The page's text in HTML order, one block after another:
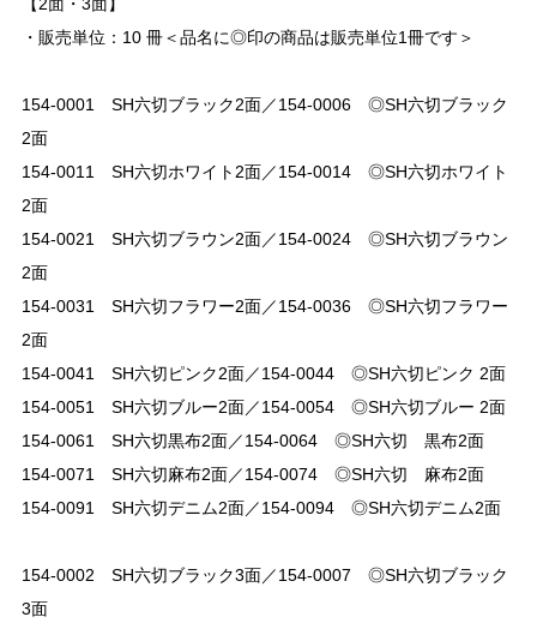
【2面・3面】
・販売単位：10 冊＜品名に◎印の商品は販売単位1冊です＞
154-0001 SH六切ブラック2面／154-0006 ◎SH六切ブラック
2面
154-0011 SH六切ホワイト2面／154-0014 ◎SH六切ホワイト
2面
154-0021 SH六切ブラウン2面／154-0024 ◎SH六切ブラウン
2面
154-0031 SH六切フラワー2面／154-0036 ◎SH六切フラワー
2面
154-0041 SH六切ピンク2面／154-0044 ◎SH六切ピンク 2面
154-0051 SH六切ブルー2面／154-0054 ◎SH六切ブルー 2面
154-0061 SH六切黒布2面／154-0064 ◎SH六切 黒布2面
154-0071 SH六切麻布2面／154-0074 ◎SH六切 麻布2面
154-0091 SH六切デニム2面／154-0094 ◎SH六切デニム2面
154-0002 SH六切ブラック3面／154-0007 ◎SH六切ブラック
3面